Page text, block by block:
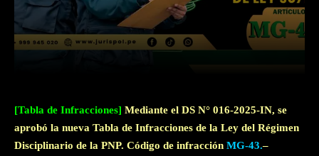
Twitter
[Tabla de Infracciones] Mediante el DS N° 016-2025-IN, se
aprobó la nueva Tabla de Infracciones de la Ley del Régimen
Disciplinario de la PNP. Código de infracción MG-43.–